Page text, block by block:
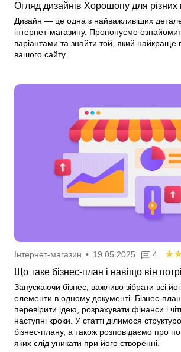
Огляд дизайнів Хорошопу для різних
Дизайн — це одна з найважливіших
інтернет-магазину. Пропонуємо
варіантами та знайти той, який найкраще
вашого сайту.
Інтернет-магазин • 19.05.2025 4
Що таке бізнес-план і навіщо він
Запускаючи бізнес, важливо зібрати всі
елементи в одному документі. Бізнес-
перевірити ідею, розрахувати фінанси і
наступні кроки. У статті ділимося
бізнес-плану, а також розповідаємо про
яких слід уникати при його створенні.